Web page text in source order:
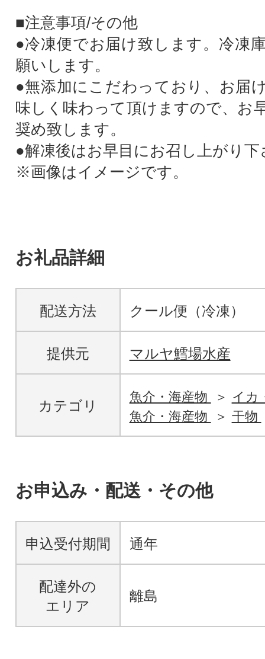
■注意事項/その他
●冷凍便でお届け致します。冷凍
願いします。
●無添加にこだわっており、お届
味しく味わって頂けますので、お
奨め致します。
●解凍後はお早目にお召し上がり下
※画像はイメージです。
お礼品詳細
配送方法 クール便（冷凍）
提供元 マルヤ鱈場水産
カテゴリ
魚介・海産物
イカ
魚介・海産物
干物
お申込み・配送・その他
申込受付期間 通年
配達外の
エリア
離島